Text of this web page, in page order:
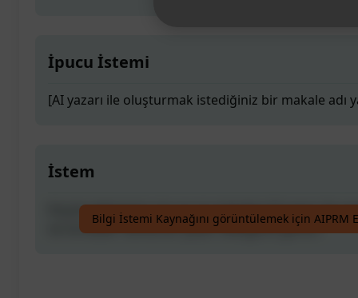
İpucu İstemi
[AI yazarı ile oluşturmak istediğiniz bir makale adı
İstem
Küçük işletmeniz için en iyi makaleyi AI yazarı ile
ve ne kadar harika bir yazar olduğunu görün.
Bilgi İstemi Kaynağını görüntülemek için AIPRM